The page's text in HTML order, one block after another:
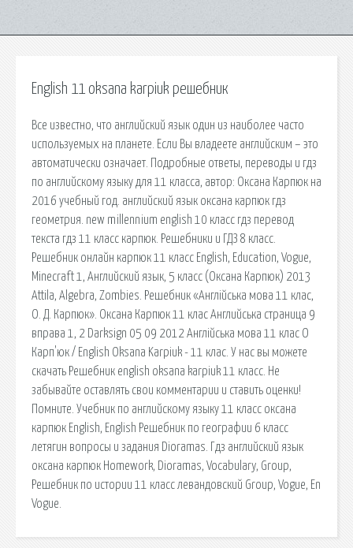
English 11 oksana karpiuk решебник
Все известно, что английский язык один из наиболее часто
используемых на планете. Если Вы владеете английским – это
автоматически означает. Подробные ответы, переводы и гдз
по английскому языку для 11 класса, автор: Оксана Карпюк на
2016 учебный год. английский язык оксана карпюк гдз
геометрия. new millennium english 10 класс гдз перевод
текста гдз 11 класс карпюк. Решебники и ГДЗ 8 класс.
Решебник онлайн карпюк 11 класс English, Education, Vogue,
Minecraft 1, Английский язык, 5 класс (Оксана Карпюк) 2013
Attila, Algebra, Zombies. Решебник «Англійська мова 11 клас,
О. Д. Карпюк». Оксана Карпюк 11 клас Английська страница 9
вправа 1, 2 Darksign 05 09 2012 Англійська мова 11 клас О
Карп'юк / English Oksana Karpiuk - 11 клас. У нас вы можете
скачать Решебник english oksana karpiuk 11 класс. Не
забывайте оставлять свои комментарии и ставить оценки!
Помните. Учебник по английскому языку 11 класс оксана
карпюк English, English Решебник по географии 6 класс
летягин вопросы и задания Dioramas. Гдз английский язык
оксана карпюк Homework, Dioramas, Vocabulary, Group,
Решебник по истории 11 класс левандовский Group, Vogue, En
Vogue.